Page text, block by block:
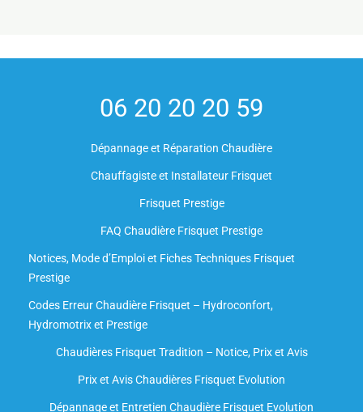
06 20 20 20 59
Dépannage et Réparation Chaudière
Chauffagiste et Installateur Frisquet
Frisquet Prestige
FAQ Chaudière Frisquet Prestige
Notices, Mode d’Emploi et Fiches Techniques Frisquet
Prestige
Codes Erreur Chaudière Frisquet – Hydroconfort,
Hydromotrix et Prestige
Chaudières Frisquet Tradition – Notice, Prix et Avis
Prix et Avis Chaudières Frisquet Evolution
Dépannage et Entretien Chaudière Frisquet Evolution​